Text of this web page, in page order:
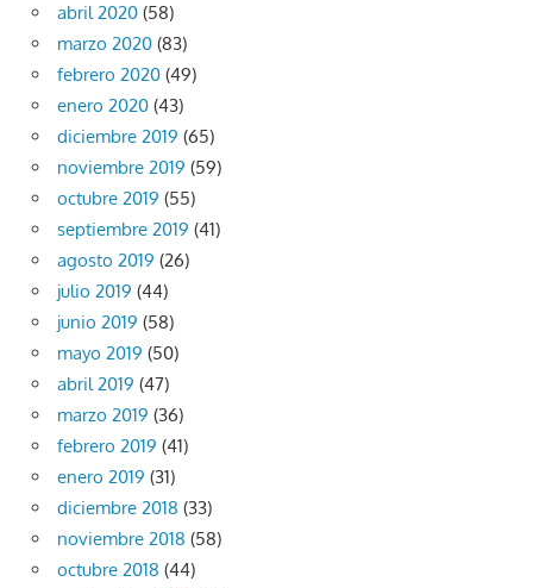
abril 2020 (58)
marzo 2020 (83)
febrero 2020 (49)
enero 2020 (43)
diciembre 2019 (65)
noviembre 2019 (59)
octubre 2019 (55)
septiembre 2019 (41)
agosto 2019 (26)
julio 2019 (44)
junio 2019 (58)
mayo 2019 (50)
abril 2019 (47)
marzo 2019 (36)
febrero 2019 (41)
enero 2019 (31)
diciembre 2018 (33)
noviembre 2018 (58)
octubre 2018 (44)